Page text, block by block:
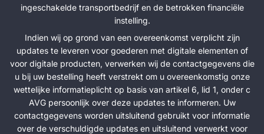
ingeschakelde transportbedrijf en de betrokken financiële
instelling.
Indien wij op grond van een overeenkomst verplicht zijn
updates te leveren voor goederen met digitale elementen of
voor digitale producten, verwerken wij de contactgegevens die
u bij uw bestelling heeft verstrekt om u overeenkomstig onze
wettelijke informatieplicht op basis van artikel 6, lid 1, onder c
AVG persoonlijk over deze updates te informeren. Uw
contactgegevens worden uitsluitend gebruikt voor informatie
over de verschuldigde updates en uitsluitend verwerkt voor